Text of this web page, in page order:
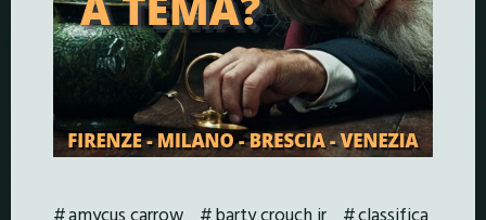
amycus carrow barty crouch jr
classifica